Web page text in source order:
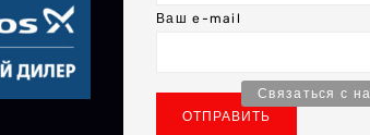
Ваш e-mail